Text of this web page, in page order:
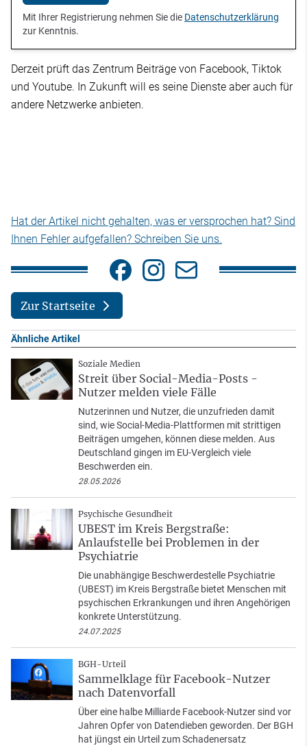
Mit Ihrer Registrierung nehmen Sie die Datenschutzerklärung
zur Kenntnis.
Derzeit prüft das Zentrum Beiträge von Facebook, Tiktok
und Youtube. In Zukunft will es seine Dienste aber auch für
andere Netzwerke anbieten.
Hat der Artikel nicht gehalten, was er versprochen hat? Sind
Ihnen Fehler aufgefallen? Schreiben Sie uns.
Zur Startseite
Ähnliche Artikel
Soziale Medien
Streit über Social-Media-Posts -
Nutzer melden viele Fälle
Nutzerinnen und Nutzer, die unzufrieden damit
sind, wie Social-Media-Plattformen mit strittigen
Beiträgen umgehen, können diese melden. Aus
Deutschland gingen im EU-Vergleich viele
Beschwerden ein.
28.05.2026
Psychische Gesundheit
UBEST im Kreis Bergstraße:
Anlaufstelle bei Problemen in der
Psychiatrie
Die unabhängige Beschwerdestelle Psychiatrie
(UBEST) im Kreis Bergstraße bietet Menschen mit
psychischen Erkrankungen und ihren Angehörigen
konkrete Unterstützung.
24.07.2025
BGH-Urteil
Sammelklage für Facebook-Nutzer
nach Datenvorfall
Über eine halbe Milliarde Facebook-Nutzer sind vor
Jahren Opfer von Datendieben geworden. Der BGH
hat jüngst ein Urteil zum Schadenersatz